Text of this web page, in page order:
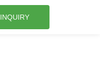
INQUIRY